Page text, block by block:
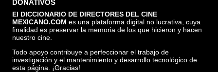
DONATIVOS
El DICCIONARIO DE DIRECTORES DEL CINE
MEXICANO.COM es una plataforma digital no lucrativa, cuya
finalidad es preservar la memoria de los que hicieron y hacen
nuestro cine.
Todo apoyo contribuye a perfeccionar el trabajo de
investigación y el mantenimiento y desarrollo tecnológico de
esta página. ¡Gracias!